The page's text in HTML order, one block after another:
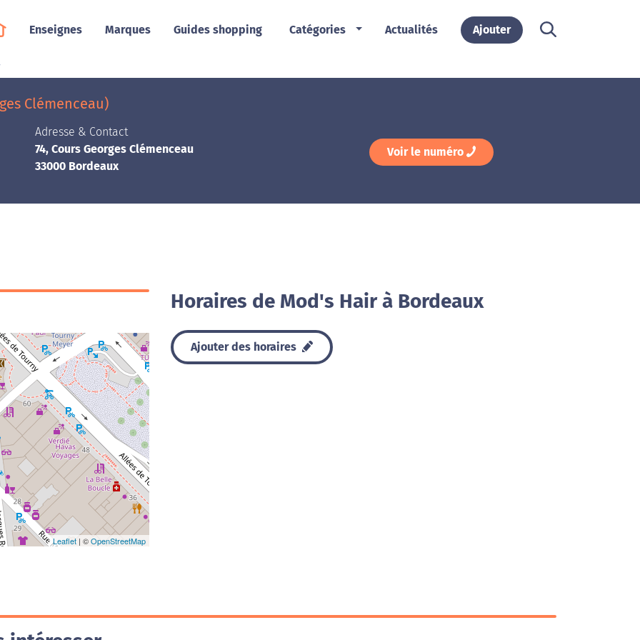
Enseignes Marques Guides shopping Catégories Actualités Ajouter
Clémenceau)
Adresse & Contact
74, Cours Georges Clémenceau
33000 Bordeaux
Voir le numéro
Leaflet | ©OpenStreetMap
Horaires de Mod's Hair à Bordeaux
Ajouter des horaires